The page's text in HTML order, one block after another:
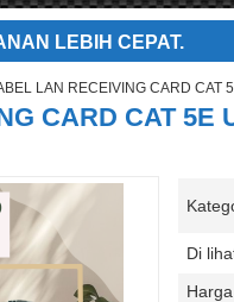
CEPAT.
LAN RECEIVING CARD CAT
CARD CAT 5E
Di
Harga